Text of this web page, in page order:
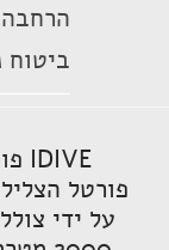
הרחבה מ-5 ימים
ביטוח
IDIVE פורטל הצלילה מבית מגזין "ים"
על ידי